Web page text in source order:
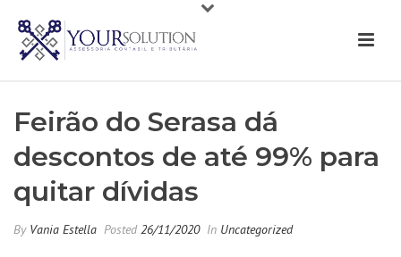
Feirão do Serasa dá
descontos de até 99% para
quitar dívidas
By Vania Estella Posted26/11/2020 In Uncategorized